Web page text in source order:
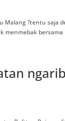
?tentu saja
menmebak